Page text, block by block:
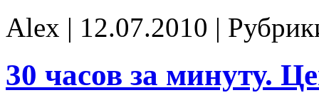
Alex | 12.07.2010 |
30 часов за минуту.